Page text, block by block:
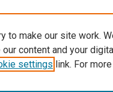
to make our site work.
content and your
settings link. For